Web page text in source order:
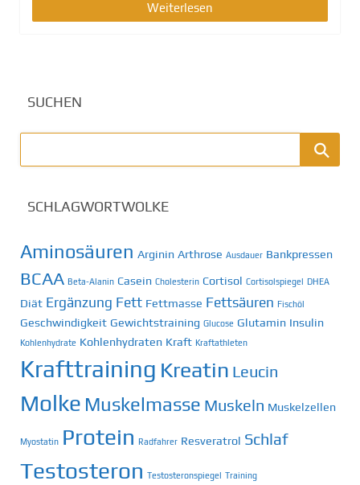
Weiterlesen
SUCHEN
SCHLAGWORTWOLKE
Aminosäuren Arginin Arthrose Ausdauer Bankpressen
BCAA Beta-Alanin Casein Cholesterin Cortisol Cortisolspiegel DHEA
Diät Ergänzung Fett Fettmasse Fettsäuren Fischöl
Geschwindigkeit Gewichtstraining Glucose Glutamin Insulin
Kohlenhydrate Kohlenhydraten Kraft Kraftathleten
Krafttraining Kreatin Leucin
Molke Muskelmasse Muskeln Muskelzellen
Myostatin Protein Radfahrer Resveratrol Schlaf
Testosteron Testosteronspiegel Training